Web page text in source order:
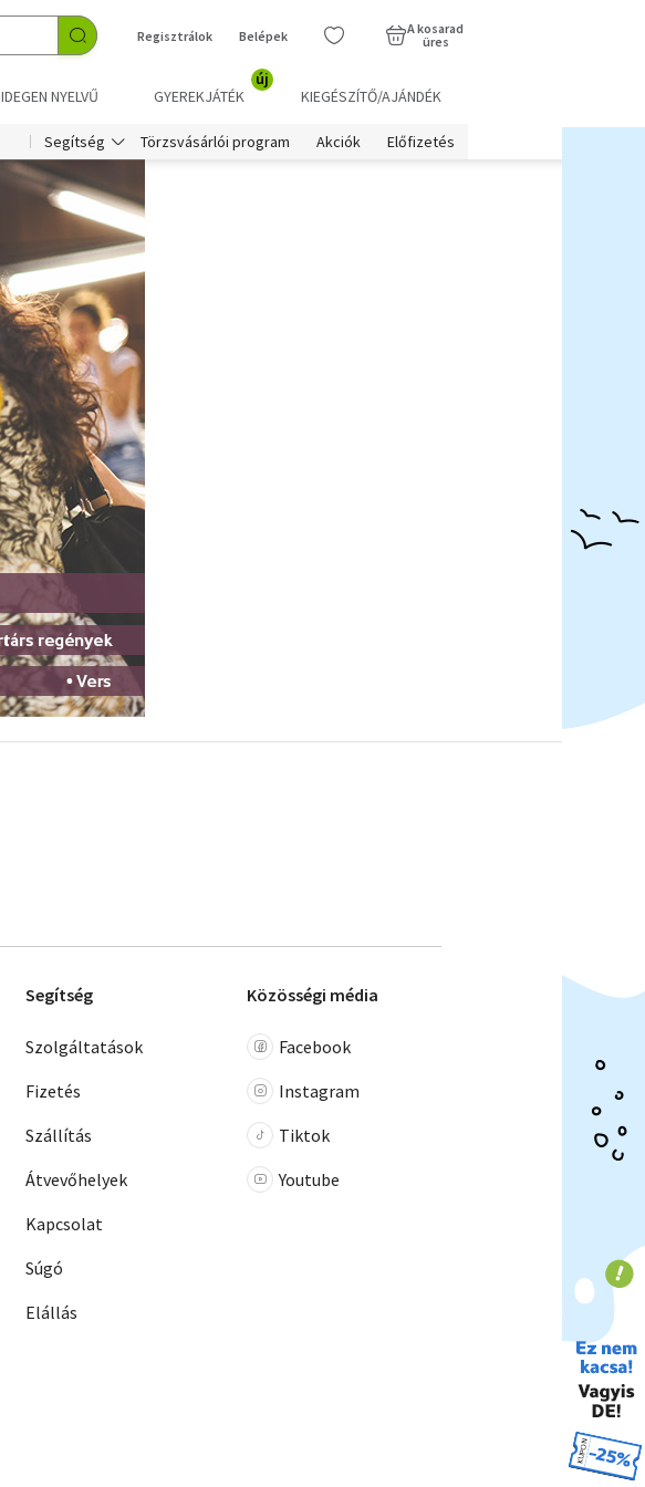
Regisztrálok Belépek
A kosarad
üres
IDEGEN NYELVŰ GYEREKJÁTÉK
új
KIEGÉSZÍTŐ/AJÁNDÉK
Segítség Törzsvásárlói program Akciók Előfizetés
Segítség
Szolgáltatások
Fizetés
Szállítás
Átvevőhelyek
Kapcsolat
Súgó
Elállás
Közösségi média
Facebook
Instagram
Tiktok
Youtube